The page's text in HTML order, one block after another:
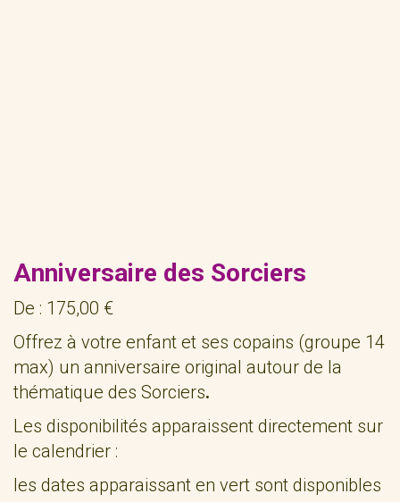
Anniversaire des Sorciers
De : 175,00 €
Offrez à votre enfant et ses copains (groupe 14
max) un anniversaire original autour de la
thématique des Sorciers.
Les disponibilités apparaissent directement sur
le calendrier :
les dates apparaissant en vert sont disponibles